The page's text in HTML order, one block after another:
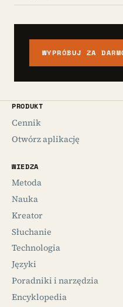
WYPRÓBUJ ZA
PRODUKT
Cennik
Otwórz aplikację
WIEDZA
Metoda
Nauka
Kreator
Słuchanie
Technologia
Języki
Poradniki i narzędzia
Encyklopedia